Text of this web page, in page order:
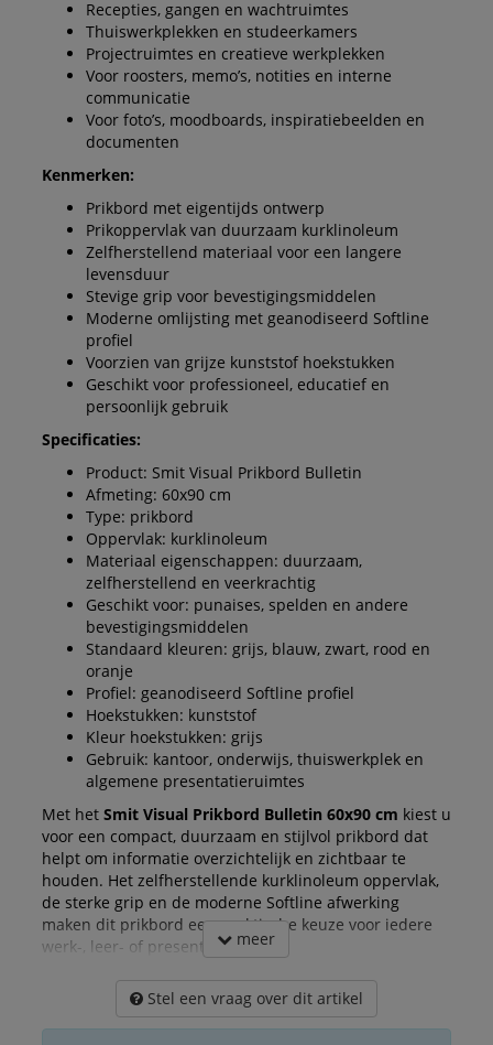
Recepties, gangen en wachtruimtes
Thuiswerkplekken en studeerkamers
Projectruimtes en creatieve werkplekken
Voor roosters, memo’s, notities en interne
communicatie
Voor foto’s, moodboards, inspiratiebeelden en
documenten
Kenmerken:
Prikbord met eigentijds ontwerp
Prikoppervlak van duurzaam kurklinoleum
Zelfherstellend materiaal voor een langere
levensduur
Stevige grip voor bevestigingsmiddelen
Moderne omlijsting met geanodiseerd Softline
profiel
Voorzien van grijze kunststof hoekstukken
Geschikt voor professioneel, educatief en
persoonlijk gebruik
Specificaties:
Product: Smit Visual Prikbord Bulletin
Afmeting: 60x90 cm
Type: prikbord
Oppervlak: kurklinoleum
Materiaal eigenschappen: duurzaam,
zelfherstellend en veerkrachtig
Geschikt voor: punaises, spelden en andere
bevestigingsmiddelen
Standaard kleuren: grijs, blauw, zwart, rood en
oranje
Profiel: geanodiseerd Softline profiel
Hoekstukken: kunststof
Kleur hoekstukken: grijs
Gebruik: kantoor, onderwijs, thuiswerkplek en
algemene presentatieruimtes
Met het Smit Visual Prikbord Bulletin 60x90 cm kiest u
voor een compact, duurzaam en stijlvol prikbord dat
helpt om informatie overzichtelijk en zichtbaar te
houden. Het zelfherstellende kurklinoleum oppervlak,
de sterke grip en de moderne Softline afwerking
maken dit prikbord een praktische keuze voor iedere
werk-, leer- of presentatieruimte.
meer
Stel een vraag over dit artikel